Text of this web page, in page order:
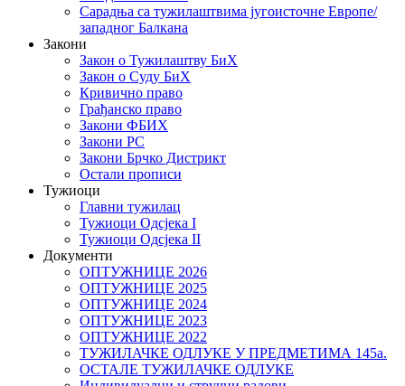
Сарадња са тужилаштвима југоисточне Европе/
западног Балкана
Закони
Закон о Тужилаштву БиХ
Закон о Суду БиХ
Кривично право
Грађанско право
Закони ФБИХ
Закони РС
Закони Брчко Дистрикт
Остали прописи
Тужиоци
Главни тужилац
Тужиоци Oдсјекa I
Тужиоци Oдсјекa II
Документи
ОПТУЖНИЦЕ 2026
ОПТУЖНИЦЕ 2025
ОПТУЖНИЦЕ 2024
ОПТУЖНИЦЕ 2023
ОПТУЖНИЦЕ 2022
ТУЖИЛАЧКЕ ОДЛУКЕ У ПРЕДМЕТИМА 145а.
ОСТАЛЕ ТУЖИЛАЧКЕ ОДЛУКЕ